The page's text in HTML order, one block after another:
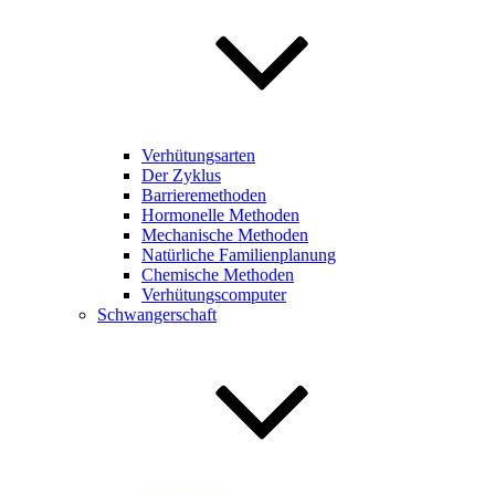
Verhütungsarten
Der Zyklus
Barrieremethoden
Hormonelle Methoden
Mechanische Methoden
Natürliche Familienplanung
Chemische Methoden
Verhütungscomputer
Schwangerschaft